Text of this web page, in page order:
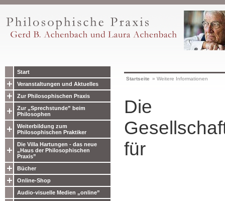
Start
Veranstaltungen und Aktuelles
Zur Philosophischen Praxis
Zur „Sprechstunde” beim
Philosophen
Weiterbildung zum
Philosophischen Praktiker
Die Villa Hartungen - das neue
„Haus der Philosophischen
Praxis”
Bücher
Online-Shop
Audio-visuelle Medien „online”
Startseite » Weitere Informationen
Die
für